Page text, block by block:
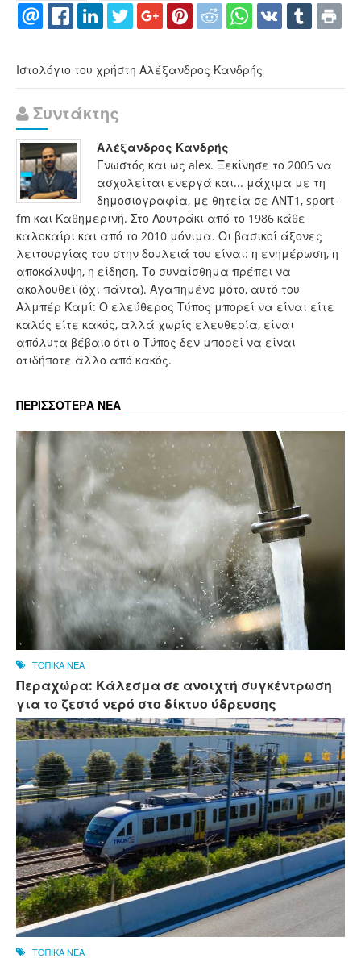
Ιστολόγιο του χρήστη Αλέξανδρος Κανδρής
Συντάκτης
Αλέξανδρος Κανδρής
Γνωστός και ως alex. Ξεκίνησε το 2005 να
ασχολείται ενεργά και... μάχιμα με τη
δημοσιογραφία, με θητεία σε ΑΝΤ1, sport-
fm και Καθημερινή. Στο Λουτράκι από το 1986 κάθε
καλοκαίρι και από το 2010 μόνιμα. Οι βασικοί άξονες
λειτουργίας του στην δουλειά του είναι: η ενημέρωση, η
αποκάλυψη, η είδηση. Το συναίσθημα πρέπει να
ακολουθεί (όχι πάντα). Αγαπημένο μότο, αυτό του
Αλμπέρ Καμί: Ο ελεύθερος Τύπος μπορεί να είναι είτε
καλός είτε κακός, αλλά χωρίς ελευθερία, είναι
απόλυτα βέβαιο ότι ο Τύπος δεν μπορεί να είναι
οτιδήποτε άλλο από κακός.
ΠΕΡΙΣΣΟΤΕΡΑ ΝΕΑ
ΤΟΠΙΚΑ ΝΕΑ
Περαχώρα: Κάλεσμα σε ανοιχτή συγκέντρωση
για το ζεστό νερό στο δίκτυο ύδρευσης
ΤΟΠΙΚΑ ΝΕΑ